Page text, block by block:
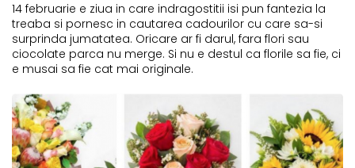
14 februarie e ziua in care indragostitii isi pun fantezia la
treaba si pornesc in cautarea cadourilor cu care sa-si
surprinda jumatatea. Oricare ar fi darul, fara flori sau
ciocolate parca nu merge. Si nu e destul ca florile sa fie, ci
e musai sa fie cat mai originale.